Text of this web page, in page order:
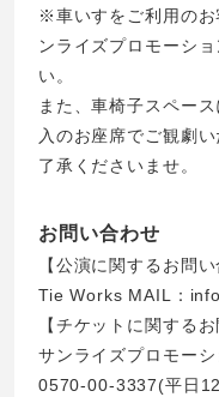
※車いすをご利用のお
ンライズプロモーシ
い。
また、車椅子スペー
入のお座席でご観劇
了承くださいませ。
お問い合わせ
【公演に関するお問い
Tie Works MAIL：
【チケットに関するお
サンライズプロモーシ
0570-00-3337(平日